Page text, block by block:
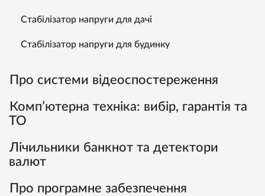
Стабілізатор напруги для дачі
Стабілізатор напруги для будинку
Про системи відеоспостереження
Комп’ютерна техніка: вибір, гарантія та
ТО
Лічильники банкнот та детектори
валют
Про програмне забезпечення